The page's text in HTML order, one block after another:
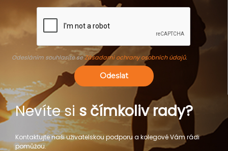
Odesláním souhlasíte seZásadami ochrany osobních údajů.
Odeslat
Nevíte si s čímkoliv rady?
Kontaktujte naši uživatelskou podporu a kolegové Vám rádi
pomůžou.